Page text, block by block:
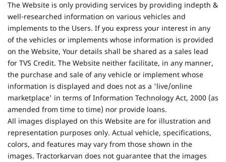
The Website is only providing services by providing indepth &
well-researched information on various vehicles and
implements to the Users. If you express your interest in any
of the vehicles or implements whose information is provided
on the Website, Your details shall be shared as a sales lead
for TVS Credit. The Website neither facilitate, in any manner,
the purchase and sale of any vehicle or implement whose
information is displayed and does not as a 'live/online
marketplace' in terms of Information Technology Act, 2000 (as
amended from time to time) nor provide loans.
All images displayed on this Website are for illustration and
representation purposes only. Actual vehicle, specifications,
colors, and features may vary from those shown in the
images. Tractorkarvan does not guarantee that the images